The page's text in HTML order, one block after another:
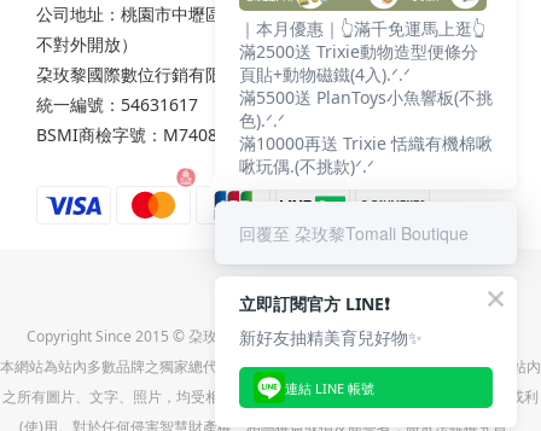
公司地址：桃園市中壢區西園路111之2號7樓（非實體店面，
不對外開放）
朶玫黎國際數位行銷有限公司
統一編號：54631617
BSMI商檢字號：M74086
Copyright Since 2015 © 朶玫黎國際數位行銷有限公司(統一編號:54631617)
本網站為站內多數品牌之獨家總代理-朶玫黎國際數位行銷有限公司之直營官網，站內
之所有圖片、文字、照片，均受相關法令保障，未經同意，不得任意重製、轉載或利
(使)用。對於任何侵害智慧財產權、相關權益或損及商譽者，將依法維權究責。
｜本月優惠｜👆滿千免運馬上逛👆
滿2500送 Trixie動物造型便條分
頁貼+動物磁鐵(4入).ᐟ.ᐟ
滿5500送 PlanToys小魚響板(不挑
色).ᐟ.ᐟ
滿10000再送 Trixie 恬織有機棉啾
啾玩偶.(不挑款)ᐟ.ᐟ
回覆至 朶玫黎Tomali Boutique
立即訂閱官方 LINE❗
新好友抽精美育兒好物✨
連結 LINE 帳號